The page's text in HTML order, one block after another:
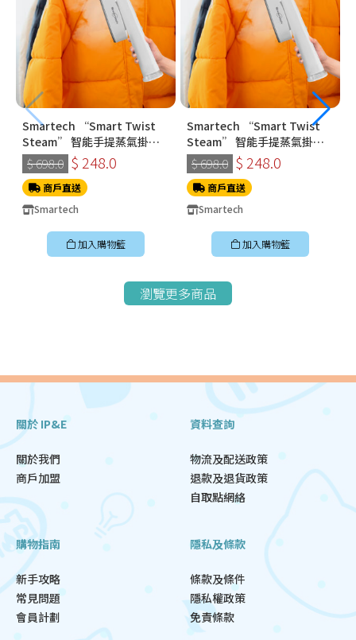
Smartech “Smart Twist
Steam” 智能手提蒸氣掛燙
機 (SS-8108)
$ 698.0 $ 248.0
商戶直送
Smartech
加入購物籃
Smartech “Smart Twist
Steam” 智能手提蒸氣掛燙
機 (SS-8108)
$ 698.0 $ 248.0
商戶直送
Smartech
加入購物籃
瀏覽更多商品
關於 IP&E
關於我們
商戶加盟
資料查詢
物流及配送政策
退款及退貨政策
自取點網絡
購物指南
新手攻略
常見問題
會員計劃
隱私及條款
條款及條件
隱私權政策
免責條款